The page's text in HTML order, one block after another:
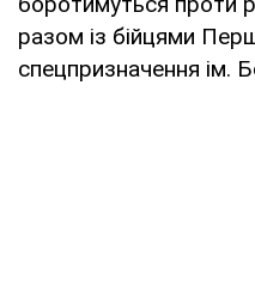
разом із бійцями
спецпризначення ім.